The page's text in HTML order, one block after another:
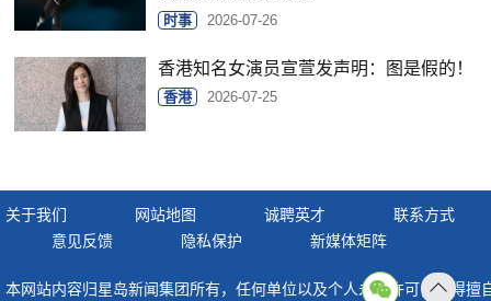
时事 2026-07-26
香港知名女演员宣萱发声明：图是假的！
香港 2026-07-25
关于我们 网站地图 诚聘英才
联系方式
意见反馈
隐私保护 新媒体矩阵
本网站内容归星岛新闻集团所有，任何单位以及个人未经许可，不得擅